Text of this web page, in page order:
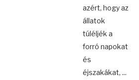
azért, hogy az
állatok
túléljék a
forró napokat
és
éjszakákat, ...